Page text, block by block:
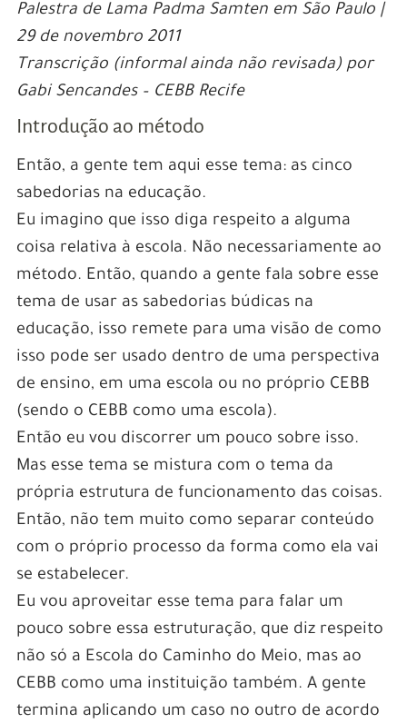
Palestra de Lama Padma Samten em São Paulo |
29 de novembro 2011
Transcrição (informal ainda não revisada) por
Gabi Sencandes – CEBB Recife
Introdução ao método
Então, a gente tem aqui esse tema: as cinco
sabedorias na educação.
Eu imagino que isso diga respeito a alguma
coisa relativa à escola. Não necessariamente ao
método. Então, quando a gente fala sobre esse
tema de usar as sabedorias búdicas na
educação, isso remete para uma visão de como
isso pode ser usado dentro de uma perspectiva
de ensino, em uma escola ou no próprio CEBB
(sendo o CEBB como uma escola).
Então eu vou discorrer um pouco sobre isso.
Mas esse tema se mistura com o tema da
própria estrutura de funcionamento das coisas.
Então, não tem muito como separar conteúdo
com o próprio processo da forma como ela vai
se estabelecer.
Eu vou aproveitar esse tema para falar um
pouco sobre essa estruturação, que diz respeito
não só a Escola do Caminho do Meio, mas ao
CEBB como uma instituição também. A gente
termina aplicando um caso no outro de acordo